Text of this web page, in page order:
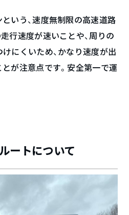
いう、速度無制限の高速道路
行速度が速いことや、周りの
にくいため、かなり速度が出
が注意点です。安全第一で運
ートについて